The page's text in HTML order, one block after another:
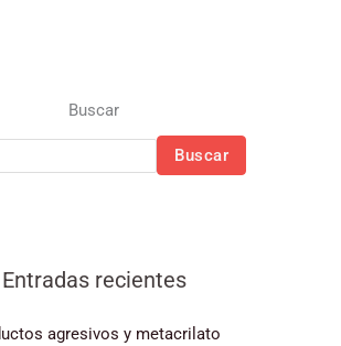
Buscar
Buscar
Entradas recientes
agresivos y metacrilato